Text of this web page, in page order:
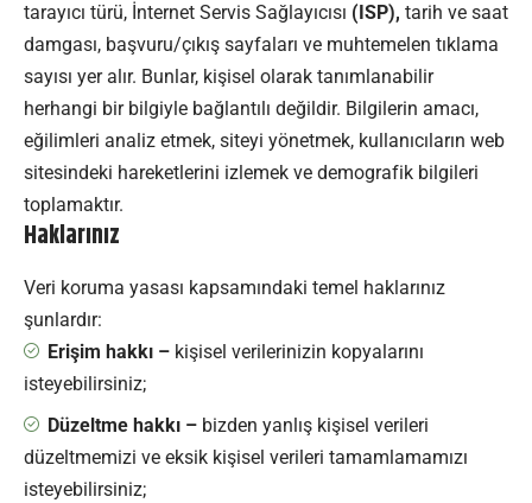
tarayıcı türü, İnternet Servis Sağlayıcısı (ISP), tarih ve saat
damgası, başvuru/çıkış sayfaları ve muhtemelen tıklama
sayısı yer alır. Bunlar, kişisel olarak tanımlanabilir
herhangi bir bilgiyle bağlantılı değildir. Bilgilerin amacı,
eğilimleri analiz etmek, siteyi yönetmek, kullanıcıların web
sitesindeki hareketlerini izlemek ve demografik bilgileri
toplamaktır.
Haklarınız
Veri koruma yasası kapsamındaki temel haklarınız
şunlardır:
Erişim hakkı – kişisel verilerinizin kopyalarını
isteyebilirsiniz;
Düzeltme hakkı – bizden yanlış kişisel verileri
düzeltmemizi ve eksik kişisel verileri tamamlamamızı
isteyebilirsiniz;